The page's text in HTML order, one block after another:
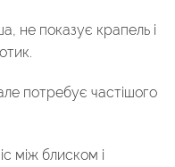
не показує крапель і
потребує частішого
між блиском і